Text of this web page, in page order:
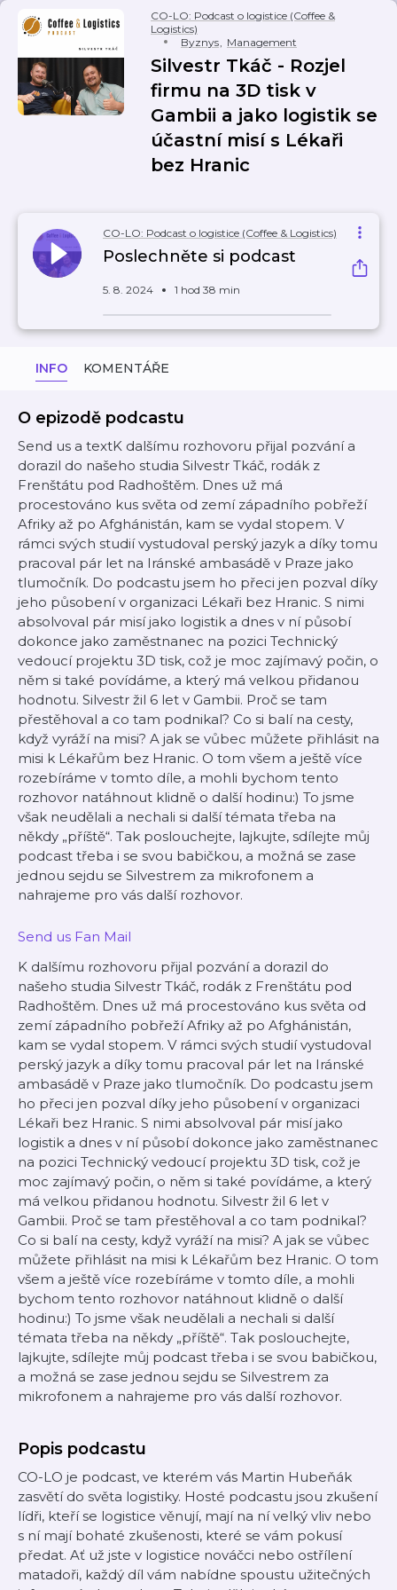
CO-LO: Podcast o logistice (Coffee &
Logistics)
Byznys, Management
Silvestr Tkáč - Rozjel
firmu na 3D tisk v
Gambii a jako logistik se
účastní misí s Lékaři
bez Hranic
CO-LO: Podcast o logistice (Coffee & Logistics)
Poslechněte si podcast
5. 8. 2024 1 hod 38 min
INFO KOMENTÁŘE
O epizodě podcastu
Send us a textK dalšímu rozhovoru přijal pozvání a
dorazil do našeho studia Silvestr Tkáč, rodák z
Frenštátu pod Radhoštěm. Dnes už má
procestováno kus světa od zemí západního pobřeží
Afriky až po Afghánistán, kam se vydal stopem. V
rámci svých studií vystudoval perský jazyk a díky tomu
pracoval pár let na Iránské ambasádě v Praze jako
tlumočník. Do podcastu jsem ho přeci jen pozval díky
jeho působení v organizaci Lékaři bez Hranic. S nimi
absolvoval pár misí jako logistik a dnes v ní působí
dokonce jako zaměstnanec na pozici Technický
vedoucí projektu 3D tisk, což je moc zajímavý počin, o
něm si také povídáme, a který má velkou přidanou
hodnotu. Silvestr žil 6 let v Gambii. Proč se tam
přestěhoval a co tam podnikal? Co si balí na cesty,
když vyráží na misi? A jak se vůbec můžete přihlásit na
misi k Lékařům bez Hranic. O tom všem a ještě více
rozebíráme v tomto díle, a mohli bychom tento
rozhovor natáhnout klidně o další hodinu:) To jsme
však neudělali a nechali si další témata třeba na
někdy „příště“. Tak poslouchejte, lajkujte, sdílejte můj
podcast třeba i se svou babičkou, a možná se zase
jednou sejdu se Silvestrem za mikrofonem a
nahrajeme pro vás další rozhovor.
Send us Fan Mail
K dalšímu rozhovoru přijal pozvání a dorazil do
našeho studia Silvestr Tkáč, rodák z Frenštátu pod
Radhoštěm. Dnes už má procestováno kus světa od
zemí západního pobřeží Afriky až po Afghánistán,
kam se vydal stopem. V rámci svých studií vystudoval
perský jazyk a díky tomu pracoval pár let na Iránské
ambasádě v Praze jako tlumočník. Do podcastu jsem
ho přeci jen pozval díky jeho působení v organizaci
Lékaři bez Hranic. S nimi absolvoval pár misí jako
logistik a dnes v ní působí dokonce jako zaměstnanec
na pozici Technický vedoucí projektu 3D tisk, což je
moc zajímavý počin, o něm si také povídáme, a který
má velkou přidanou hodnotu. Silvestr žil 6 let v
Gambii. Proč se tam přestěhoval a co tam podnikal?
Co si balí na cesty, když vyráží na misi? A jak se vůbec
můžete přihlásit na misi k Lékařům bez Hranic. O tom
všem a ještě více rozebíráme v tomto díle, a mohli
bychom tento rozhovor natáhnout klidně o další
hodinu:) To jsme však neudělali a nechali si další
témata třeba na někdy „příště“. Tak poslouchejte,
lajkujte, sdílejte můj podcast třeba i se svou babičkou,
a možná se zase jednou sejdu se Silvestrem za
mikrofonem a nahrajeme pro vás další rozhovor.
Popis podcastu
CO-LO je podcast, ve kterém vás Martin Hubeňák
zasvětí do světa logistiky. Hosté podcastu jsou zkušení
lídři, kteří se logistice věnují, mají na ní velký vliv nebo
s ní mají bohaté zkušenosti, které se vám pokusí
předat. Ať už jste v logistice nováčci nebo ostřílení
matadoři, každý díl vám nabídne spoustu užitečných